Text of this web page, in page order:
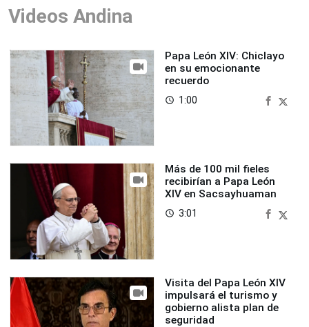
Videos Andina
Papa León XIV: Chiclayo
en su emocionante
recuerdo
access_time 1:00
Más de 100 mil fieles
recibirían a Papa León
XIV en Sacsayhuaman
access_time 3:01
Visita del Papa León XIV
impulsará el turismo y
gobierno alista plan de
seguridad